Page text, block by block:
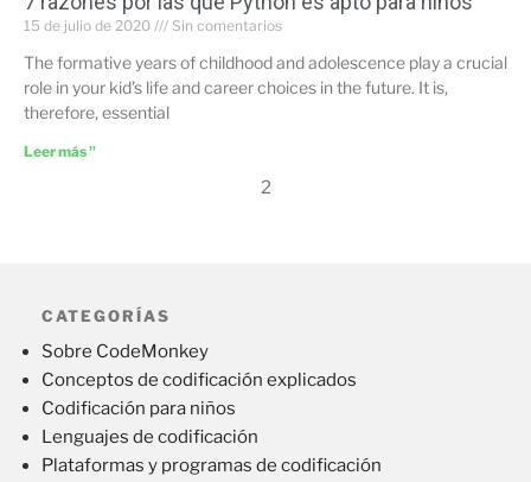
15 de julio de 2020 Sin comentarios
The formative years of childhood and adolescence play a crucial
role in your kid’s life and career choices in the future. It is,
therefore, essential
Leer más "
2
CATEGORÍAS
Sobre CodeMonkey
Conceptos de codificación explicados
Codificación para niños
Lenguajes de codificación
Plataformas y programas de codificación